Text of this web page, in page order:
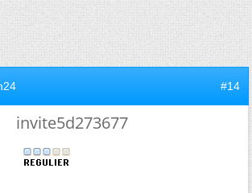
#14
invite5d273677